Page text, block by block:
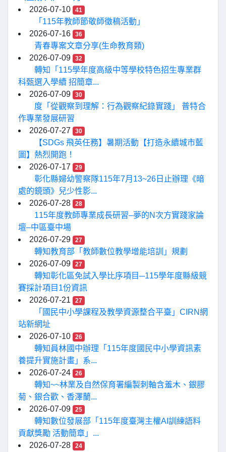
2026-07-10
41
「115年教師節敬師徵稿活動」
2026-07-16
36
青春專案文章分享(生命教育類)
2026-07-09
32
轉知「115學年度高級中等學校特色招生專業群
科甄選入學續 招簡章...
2026-07-09
30
度「從觀察到理解：行為觀察紀錄實踐」 普特合
作專業發展研習
2026-07-27
30
【SDGs 飛英任務】暑期活動【打造永續城市藍
圖】熱烈開跑！
2026-07-17
29
彰化縣婦幼警察隊115年7月13~26日止辦理《暗
處的鏡頭》兒少性影...
2026-07-28
28
115年度教師專業成長研習–夢的N次方實踐家論
壇–中區臺中場
2026-07-29
27
轉知教育部「教師數位教學增能培訓」規劃
2026-07-09
27
轉知彰化區免試入學比序項目─115學年度縣級競
賽採計項目1份資訊
2026-07-21
27
「國民中小學課程及教學資源整合平臺」CIRN網
站新網址
2026-07-10
26
轉知員林國中辦理「115年度國民中小學資訊素
養提升實施計畫」系...
2026-07-24
26
轉知~~林業及自然保育署編製刺軸含羞木、銀膠
菊、銀合歡、香澤蘭...
2026-07-09
25
轉知數位發展部「115年度臺灣主權AI訓練語料
貢獻獎勵 活動簡章」...
2026-07-28
24